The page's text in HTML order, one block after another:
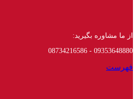
از ما مشاوره بگیرید:
09353648880 - 08734216586
فهرست